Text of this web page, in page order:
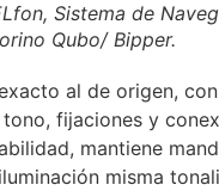
Sistema de
Qubo/ Bipper.
al de origen,
fijaciones y
mantiene
misma